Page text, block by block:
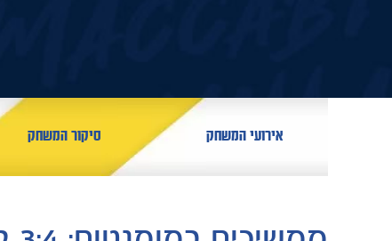
אירועי המשחק סיקור המשחק